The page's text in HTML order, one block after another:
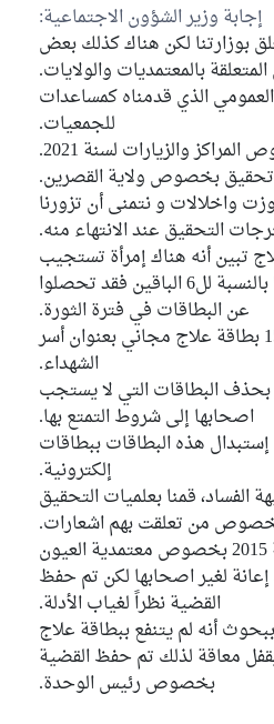
إجابة وزير الشؤون الاجتماعية:
بوزارتنا لكن هناك كذلك بعض
بالمعتمديات والولايات.
الذي قدمناه كمساعدات
للجمعيات.
لنا برمجة بخصوص المراكز والزيارات لسنة 2021.
بخصوص ولاية القصرين.
واخلالات و نتمنى أن تزورنا
التحقيق عند الانتهاء منه.
تبين أنه هناك إمرأة تستجيب
لشروط الانتفاع أما بالنسبة لل6 الباقين فقد تحصلوا
عن البطاقات في فترة الثورة.
تم إسناد 1500 بطاقة علاج مجاني بعنوان أسر
الشهداء.
بحذف البطاقات التي لا يستجب
اصحابها إلى شروط التمتع بها.
هذه البطاقات ببطاقات
إلكترونية.
قمنا بعلميات التحقيق
من تعلقت بهم اشعارات.
تم فتح تحقيق سنة 2015 بخصوص معتمدية العيون
إعانة لغير اصحابها لكن تم حفظ
القضية نظراً لغياب الأدلة.
ببحوث أنه لم يتنفع ببطاقة علاج
معاقة لذلك تم حفظ القضية
بخصوص رئيس الوحدة.